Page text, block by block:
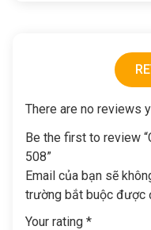
There are no reviews
Be the first to review
508”
Email của bạn sẽ
trường bắt buộc được
Your rating *